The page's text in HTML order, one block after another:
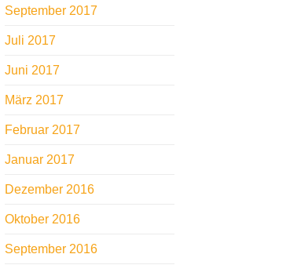
September 2017
Juli 2017
Juni 2017
März 2017
Februar 2017
Januar 2017
Dezember 2016
Oktober 2016
September 2016